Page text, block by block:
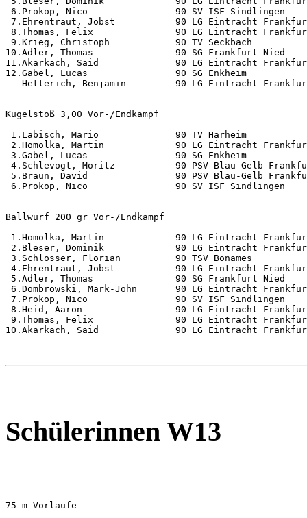
6.Prokop, Nico                90 SV ISF
7.Ehrentraut, Jobst           90 LG Eintracht
8.Thomas, Felix               90 LG Eintracht
9.Krieg, Christoph            90 TV
10.Adler, Thomas               90 SG Frankfurt
11.Akarkach, Said              90 LG Eintracht
12.Gabel, Lucas                90 SG Enkheim
Hetterich, Benjamin         90 LG Eintracht
Kugelstoß 3,00 Vor-/Endkampf
1.Labisch, Mario              90 TV Harheim
2.Homolka, Martin             90 LG Eintracht
3.Gabel, Lucas                90 SG Enkheim
4.Schlevogt, Moritz           90 PSV Blau-Gelb
5.Braun, David                90 PSV Blau-Gelb
6.Prokop, Nico                90 SV ISF
Ballwurf 200 gr Vor-/Endkampf
1.Homolka, Martin             90 LG Eintracht
2.Bleser, Dominik             90 LG Eintracht
3.Schlosser, Florian          90 TSV Bonames
4.Ehrentraut, Jobst           90 LG Eintracht
5.Adler, Thomas               90 SG Frankfurt
6.Dombrowski, Mark-John       90 LG Eintracht
7.Prokop, Nico                90 SV ISF
8.Heid, Aaron                 90 LG Eintracht
9.Thomas, Felix               90 LG Eintracht
10.Akarkach, Said              90 LG Eintracht
Schülerinnen W13
75 m Vorläufe